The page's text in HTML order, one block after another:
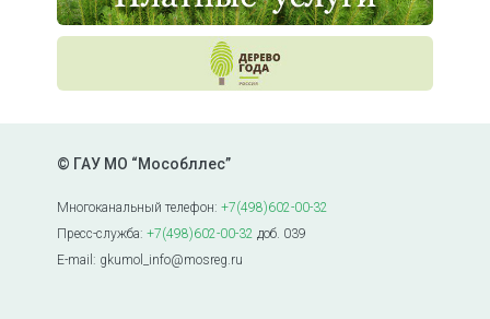
© ГАУ МО “Мособллес”
Многоканальный телефон:+7(498)602-00-32
Пресс-служба:+7(498)602-00-32 доб. 039
E-mail: gkumol_info@mosreg.ru